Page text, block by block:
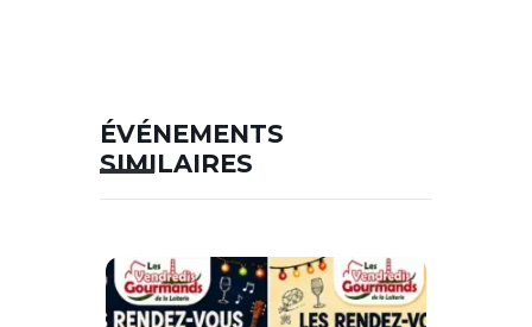
ÉVÉNEMENTS
SIMILAIRES